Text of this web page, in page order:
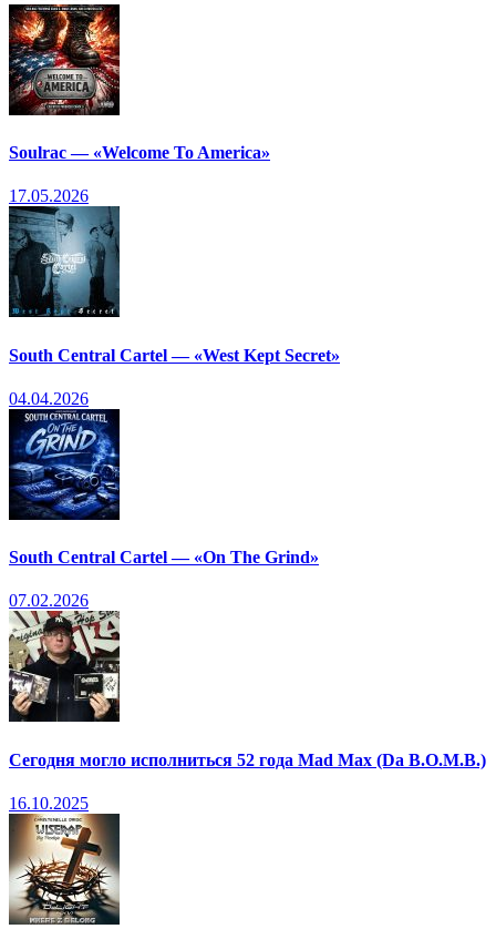
Soulrac — «Welcome To America»
17.05.2026
South Central Cartel — «West Kept Secret»
04.04.2026
South Central Cartel — «On The Grind»
07.02.2026
Сегодня могло исполниться 52 года Mad Max (Da B.O.M.B.)
16.10.2025